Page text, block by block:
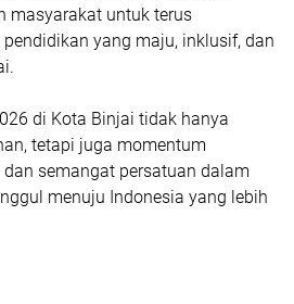
masyarakat untuk terus
yang maju, inklusif, dan
di Kota Binjai tidak hanya
tetapi juga momentum
semangat persatuan dalam
menuju Indonesia yang lebih